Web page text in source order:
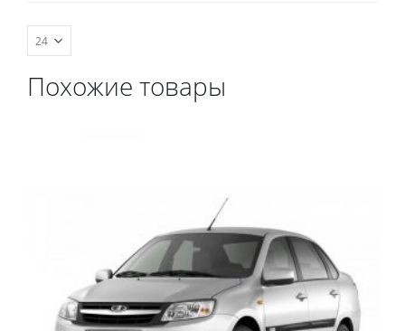
Похожие товары